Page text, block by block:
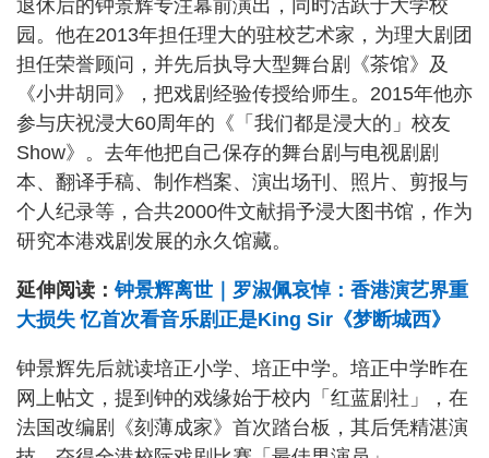
退休后的钟景辉专注幕前演出，同时活跃于大学校
园。他在2013年担任理大的驻校艺术家，为理大剧团
担任荣誉顾问，并先后执导大型舞台剧《茶馆》及
《小井胡同》，把戏剧经验传授给师生。2015年他亦
参与庆祝浸大60周年的《「我们都是浸大的」校友
Show》。去年他把自己保存的舞台剧与电视剧剧
本、翻译手稿、制作档案、演出场刊、照片、剪报与
个人纪录等，合共2000件文献捐予浸大图书馆，作为
研究本港戏剧发展的永久馆藏。
延伸阅读：钟景辉离世｜罗淑佩哀悼：香港演艺界重
大损失 忆首次看音乐剧正是King Sir《梦断城西》
钟景辉先后就读培正小学、培正中学。培正中学昨在
网上帖文，提到钟的戏缘始于校内「红蓝剧社」，在
法国改编剧《刻薄成家》首次踏台板，其后凭精湛演